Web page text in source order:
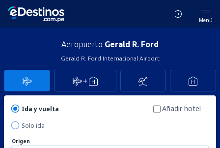
Menú
Aeropuerto Gerald R. Ford
Gerald R. Ford International Airport
Ida y vuelta
Solo ida
Añadir hotel
Origen